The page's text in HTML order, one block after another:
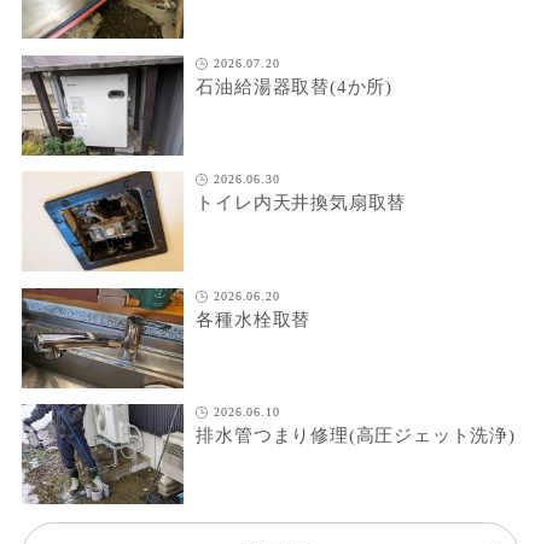
2026.07.20
石油給湯器取替(4か所)
2026.06.30
トイレ内天井換気扇取替
2026.06.20
各種水栓取替
2026.06.10
排水管つまり修理(高圧ジェット洗浄)